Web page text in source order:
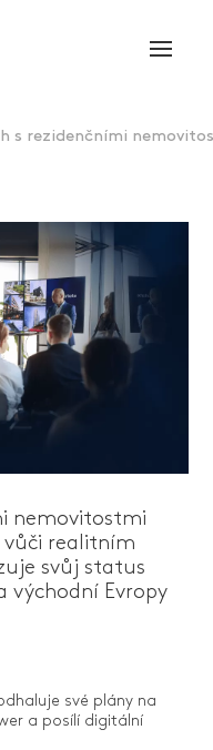
s rezidenčními
nemovitostmi
vůči realitním
svůj status
východní Evropy
své plány na
a posílí digitální